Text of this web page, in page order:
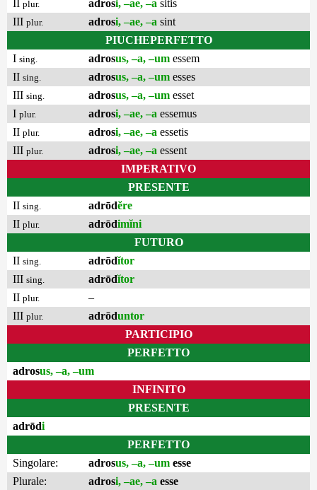
plur. adrosi, –ae, –a sitis
III plur. adrosi, –ae, –a sint
PIUCHEPERFETTO
I sing. adrosus, –a, –um essem
II sing. adrosus, –a, –um esses
III sing. adrosus, –a, –um esset
I plur. adrosi, –ae, –a essemus
II plur. adrosi, –ae, –a essetis
III plur. adrosi, –ae, –a essent
IMPERATIVO
PRESENTE
II sing. adrōdĕre
II plur. adrōdimĭni
FUTURO
II sing. adrōdĭtor
III sing. adrōdĭtor
II plur.
–
III plur. adrōduntor
PARTICIPIO
PERFETTO
adrosus, –a, –um
INFINITO
PRESENTE
adrōdi
PERFETTO
Singolare:
adrosus, –a, –um esse
Plurale:
adrosi, –ae, –a esse